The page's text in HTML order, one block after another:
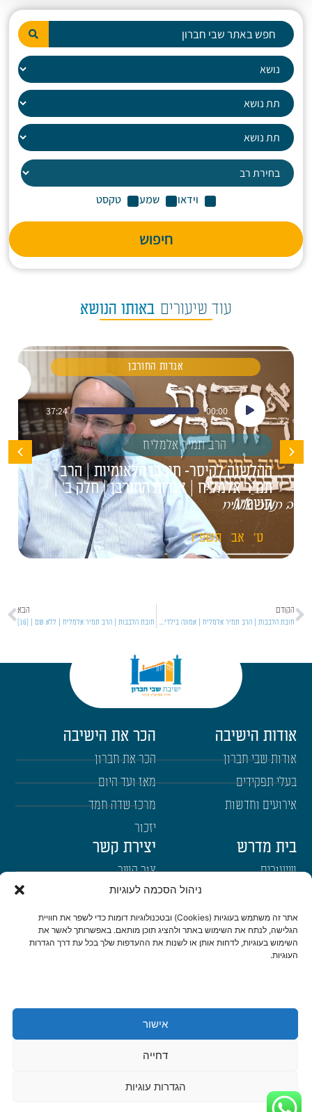
ניהול הסכמה לעוגיות
אתר זה משתמש בעוגיות (Cookies) ובטכנולוגיות דומות כדי לשפר את חוויית
הגלישה, לנתח את השימוש באתר ולהציג תוכן מותאם. באפשרותך לאשר את
השימוש בעוגיות, לדחות אותן או לשנות את ההעדפות שלך בכל עת דרך הגדרות
העוגיות.
אישור
דחייה
הגדרות עוגיות
וידאו שמע טקסט
חיפוש
עוד שיעורים באותו הנושא
אגדות החורבן
נגן
אודיו
00:00
37:24
הרב תמיר אלמליח
ההלשנה לקיסר- חורבן הלאומיות | הרב
תמיר אלמליח | אגדות החורבן | חלק ב' |
תשפ"ו
ט' אב תשפ"ו
הקודם
חובת הלבבות | הרב תמיר אלמליח | אמונה בילדים | [12]
הבא
חובת הלבבות | הרב תמיר אלמליח | ללא שם | [16]
אודות הישיבה
אודות שבי חברון
בעלי תפקידים
אירועים וחדשות
הכר את הישיבה
הכר את חברון
מאז ועד היום
מרכז שדה חמד
יזכור
בית מדרש
שיעורים
ימי עיון
יצירת קשר
צור קשר
הרשמה לשבו"ש
היה שותף
דרכי הגעה
| סטודיו צור בניית אתרים ומיתוג לעסקים